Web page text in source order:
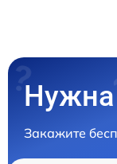
Нужна
Закажите